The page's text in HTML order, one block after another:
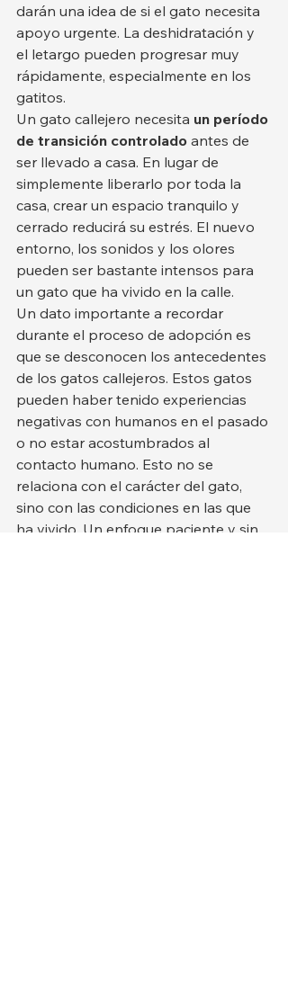
darán una idea de si el gato necesita
apoyo urgente. La deshidratación y
el letargo pueden progresar muy
rápidamente, especialmente en los
gatitos.
Un gato callejero necesita un período
de transición controlado antes de
ser llevado a casa. En lugar de
simplemente liberarlo por toda la
casa, crear un espacio tranquilo y
cerrado reducirá su estrés. El nuevo
entorno, los sonidos y los olores
pueden ser bastante intensos para
un gato que ha vivido en la calle.
Un dato importante a recordar
durante el proceso de adopción es
que se desconocen los antecedentes
de los gatos callejeros. Estos gatos
pueden haber tenido experiencias
negativas con humanos en el pasado
o no estar acostumbrados al
contacto humano. Esto no se
relaciona con el carácter del gato,
sino con las condiciones en las que
ha vivido. Un enfoque paciente y sin